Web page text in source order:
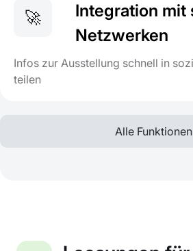
🚀
Integration mit
Netzwerken
Infos zur Ausstellung schnell in
teilen
Alle Funktionen